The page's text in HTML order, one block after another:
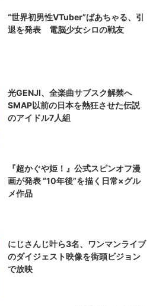
“世界初男性VTuber”ばあちゃる、引
退を発表 電脳少女シロの戦友
光GENJI、全楽曲サブスク解禁へ
SMAP以前の日本を熱狂させた伝説
のアイドル7人組
『超かぐや姫！』公式スピンオフ漫
画が発表 “10年後”を描く日常×グル
メ作品
にじさんじ叶ら3名、ワンマンライブ
のダイジェスト映像を街頭ビジョン
で放映